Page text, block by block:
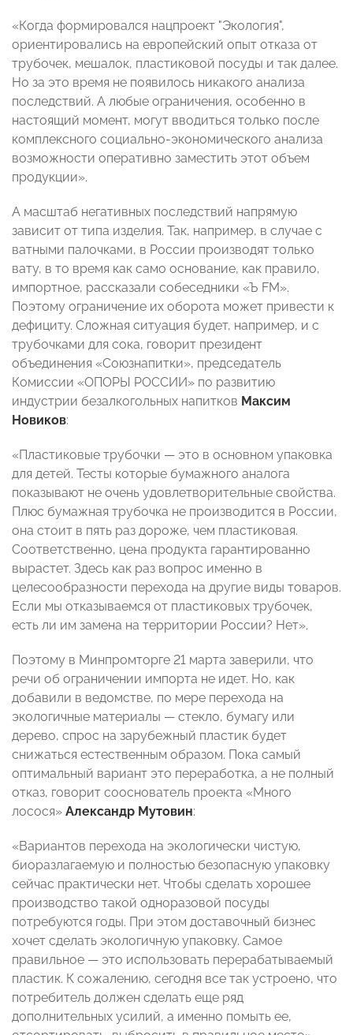
«Когда формировался нацпроект "Экология",
ориентировались на европейский опыт отказа от
трубочек, мешалок, пластиковой посуды и так далее.
Но за это время не появилось никакого анализа
последствий. А любые ограничения, особенно в
настоящий момент, могут вводиться только после
комплексного социально-экономического анализа
возможности оперативно заместить этот объем
продукции».
А масштаб негативных последствий напрямую
зависит от типа изделия. Так, например, в случае с
ватными палочками, в России производят только
вату, в то время как само основание, как правило,
импортное, рассказали собеседники «Ъ FM».
Поэтому ограничение их оборота может привести к
дефициту. Сложная ситуация будет, например, и с
трубочками для сока, говорит президент
объединения «Союзнапитки», председатель
Комиссии «ОПОРЫ РОССИИ» по развитию
индустрии безалкогольных напитков Максим
Новиков:
«Пластиковые трубочки — это в основном упаковка
для детей. Тесты которые бумажного аналога
показывают не очень удовлетворительные свойства.
Плюс бумажная трубочка не производится в России,
она стоит в пять раз дороже, чем пластиковая.
Соответственно, цена продукта гарантированно
вырастет. Здесь как раз вопрос именно в
целесообразности перехода на другие виды товаров.
Если мы отказываемся от пластиковых трубочек,
есть ли им замена на территории России? Нет».
Поэтому в Минпромторге 21 марта заверили, что
речи об ограничении импорта не идет. Но, как
добавили в ведомстве, по мере перехода на
экологичные материалы — стекло, бумагу или
дерево, спрос на зарубежный пластик будет
снижаться естественным образом. Пока самый
оптимальный вариант это переработка, а не полный
отказ, говорит сооснователь проекта «Много
лосося» Александр Мутовин:
«Вариантов перехода на экологически чистую,
биоразлагаемую и полностью безопасную упаковку
сейчас практически нет. Чтобы сделать хорошее
производство такой одноразовой посуды
потребуются годы. При этом доставочный бизнес
хочет сделать экологичную упаковку. Самое
правильное — это использовать перерабатываемый
пластик. К сожалению, сегодня все так устроено, что
потребитель должен сделать еще ряд
дополнительных усилий, а именно помыть ее,